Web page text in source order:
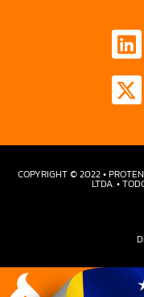
COPYRIGHT © 2022 •
LTDA. •